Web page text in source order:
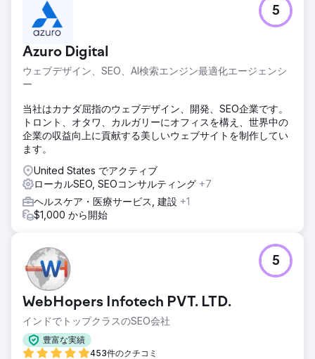
Azuro Digital
ウェブデザイン、SEO、AI検索エンジン最適化エージェンシ
ー
5
当社はカナダ屈指のウェブデザイン、開発、SEO企業です。
トロント、オタワ、カルガリーにオフィスを構え、世界中の
企業の収益向上に貢献する美しいウェブサイトを制作してい
ます。
United States でアクティブ
ローカルSEO, SEOコンサルティング +7
ヘルスケア・医療サービス, 建設 +1
$1,000 から開始
WebHopers Infotech PVT. LTD.
インドでトップクラスのSEO会社
豊富な実績
453件のクチコミ
5